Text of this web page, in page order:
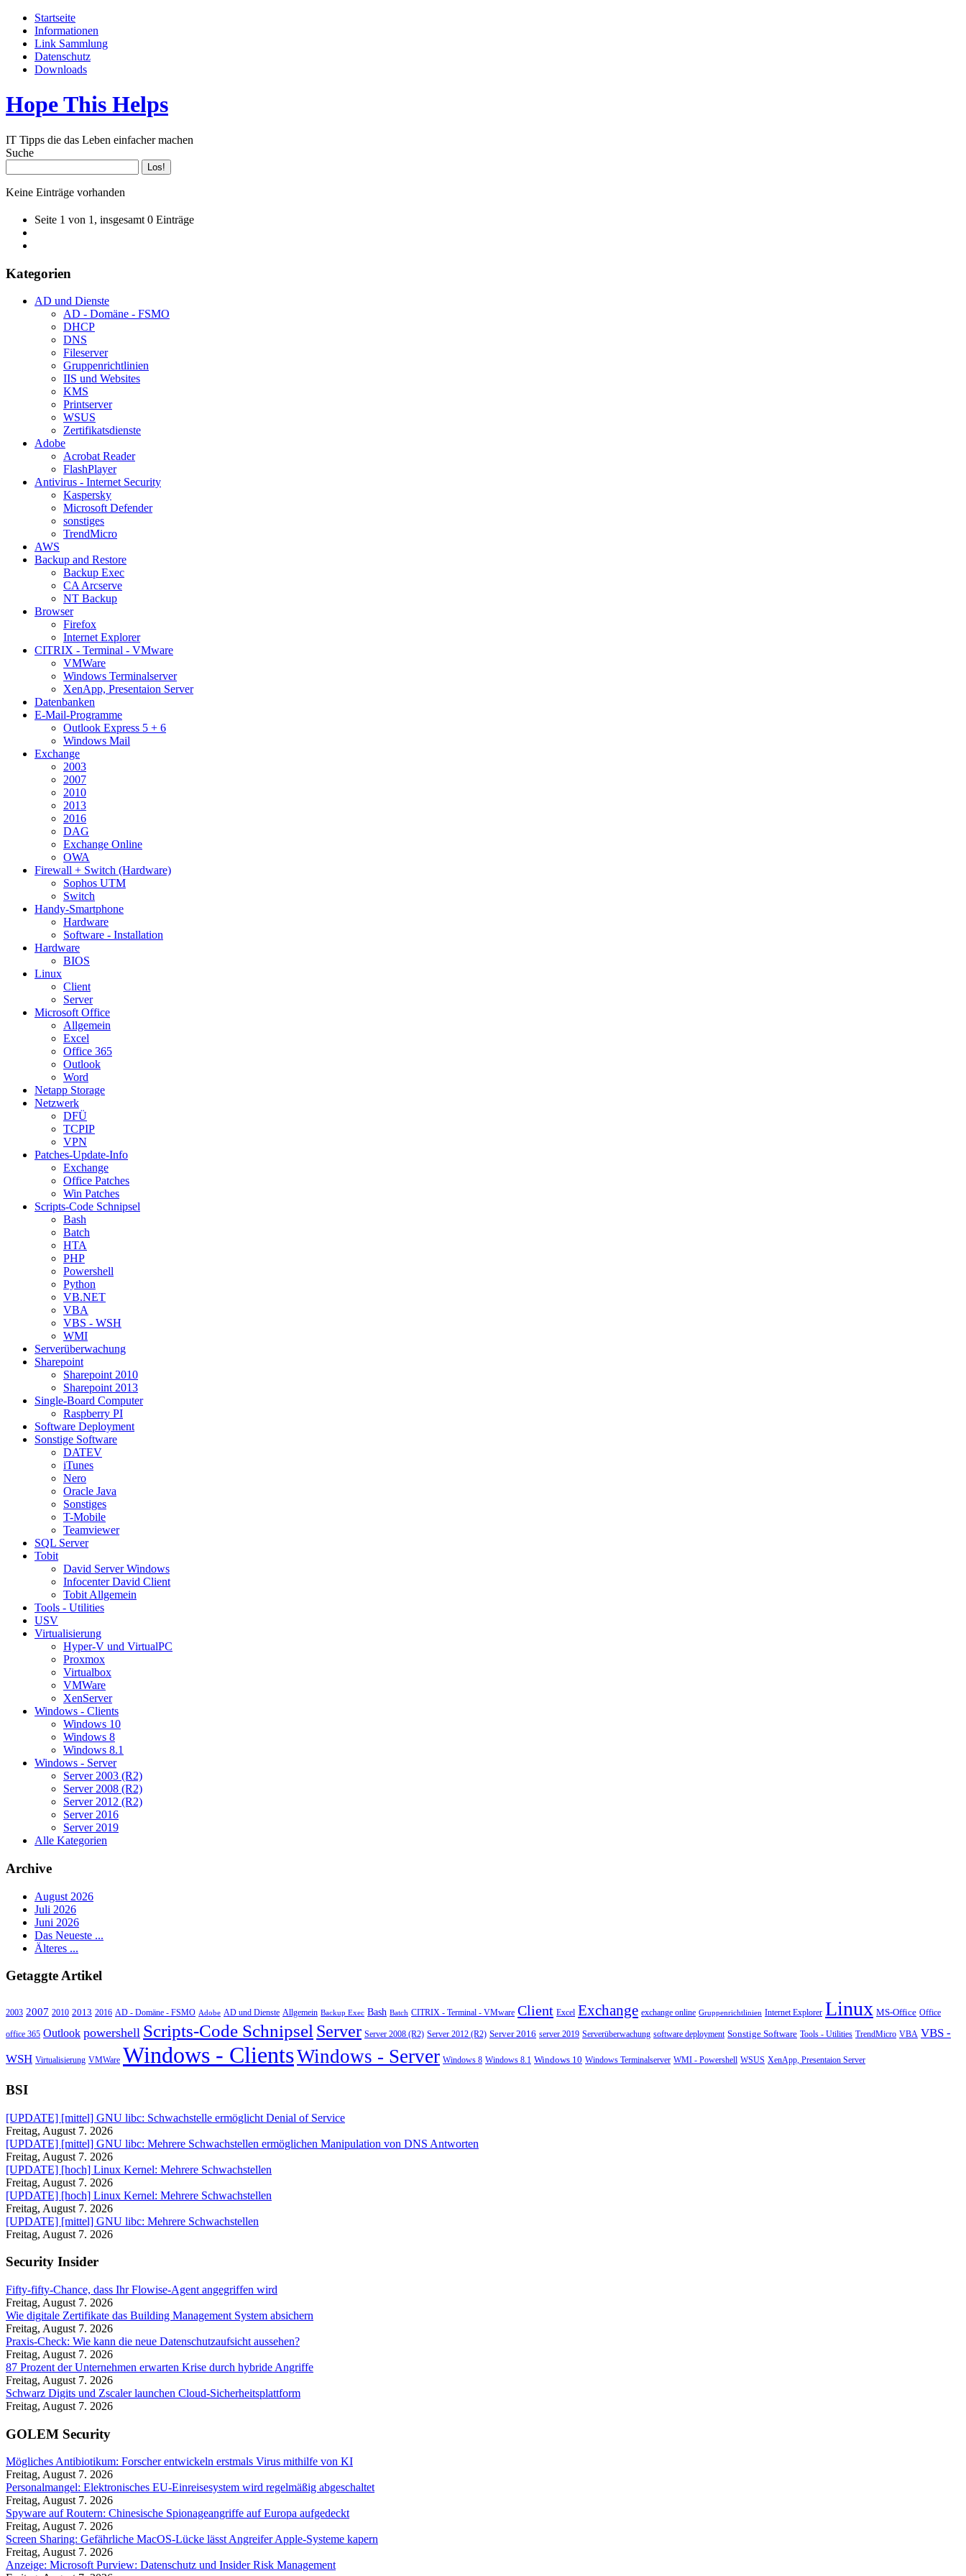
Startseite
Informationen
Link Sammlung
Datenschutz
Downloads
Hope This Helps
IT Tipps die das Leben einfacher machen
Suche
Keine Einträge vorhanden
Seite 1 von 1, insgesamt 0 Einträge
Kategorien
AD und Dienste
AD - Domäne - FSMO
DHCP
DNS
Fileserver
Gruppenrichtlinien
IIS und Websites
KMS
Printserver
WSUS
Zertifikatsdienste
Adobe
Acrobat Reader
FlashPlayer
Antivirus - Internet Security
Kaspersky
Microsoft Defender
sonstiges
TrendMicro
AWS
Backup and Restore
Backup Exec
CA Arcserve
NT Backup
Browser
Firefox
Internet Explorer
CITRIX - Terminal - VMware
VMWare
Windows Terminalserver
XenApp, Presentaion Server
Datenbanken
E-Mail-Programme
Outlook Express 5 + 6
Windows Mail
Exchange
2003
2007
2010
2013
2016
DAG
Exchange Online
OWA
Firewall + Switch (Hardware)
Sophos UTM
Switch
Handy-Smartphone
Hardware
Software - Installation
Hardware
BIOS
Linux
Client
Server
Microsoft Office
Allgemein
Excel
Office 365
Outlook
Word
Netapp Storage
Netzwerk
DFÜ
TCPIP
VPN
Patches-Update-Info
Exchange
Office Patches
Win Patches
Scripts-Code Schnipsel
Bash
Batch
HTA
PHP
Powershell
Python
VB.NET
VBA
VBS - WSH
WMI
Serverüberwachung
Sharepoint
Sharepoint 2010
Sharepoint 2013
Single-Board Computer
Raspberry PI
Software Deployment
Sonstige Software
DATEV
iTunes
Nero
Oracle Java
Sonstiges
T-Mobile
Teamviewer
SQL Server
Tobit
David Server Windows
Infocenter David Client
Tobit Allgemein
Tools - Utilities
USV
Virtualisierung
Hyper-V und VirtualPC
Proxmox
Virtualbox
VMWare
XenServer
Windows - Clients
Windows 10
Windows 8
Windows 8.1
Windows - Server
Server 2003 (R2)
Server 2008 (R2)
Server 2012 (R2)
Server 2016
Server 2019
Alle Kategorien
Archive
August 2026
Juli 2026
Juni 2026
Das Neueste ...
Älteres ...
Getaggte Artikel
2003 2007 2010 2013 2016 AD - Domäne - FSMO Adobe AD und Dienste Allgemein Backup Exec Bash Batch CITRIX - Terminal - VMware Client Excel Exchange exchange online Gruppenrichtlinien Internet Explorer Linux MS-Office Office
office 365 Outlook powershell Scripts-Code SchnipselServer Server 2008 (R2) Server 2012 (R2) Server 2016 server 2019 Serverüberwachung software deployment Sonstige Software Tools - Utilities TrendMicro VBA VBS -
WSH Virtualisierung VMWare Windows - ClientsWindows - Server Windows 8 Windows 8.1 Windows 10 Windows Terminalserver WMI - Powershell WSUS XenApp, Presentaion Server
BSI
[UPDATE] [mittel] GNU libc: Schwachstelle ermöglicht Denial of Service
Freitag, August 7. 2026
[UPDATE] [mittel] GNU libc: Mehrere Schwachstellen ermöglichen Manipulation von DNS Antworten
Freitag, August 7. 2026
[UPDATE] [hoch] Linux Kernel: Mehrere Schwachstellen
Freitag, August 7. 2026
[UPDATE] [hoch] Linux Kernel: Mehrere Schwachstellen
Freitag, August 7. 2026
[UPDATE] [mittel] GNU libc: Mehrere Schwachstellen
Freitag, August 7. 2026
Security Insider
Fifty-fifty-Chance, dass Ihr Flowise-Agent angegriffen wird
Freitag, August 7. 2026
Wie digitale Zertifikate das Building Management System absichern
Freitag, August 7. 2026
Praxis-Check: Wie kann die neue Datenschutzaufsicht aussehen?
Freitag, August 7. 2026
87 Prozent der Unternehmen erwarten Krise durch hybride Angriffe
Freitag, August 7. 2026
Schwarz Digits und Zscaler launchen Cloud-Sicherheitsplattform
Freitag, August 7. 2026
GOLEM Security
Mögliches Antibiotikum: Forscher entwickeln erstmals Virus mithilfe von KI
Freitag, August 7. 2026
Personalmangel: Elektronisches EU-Einreisesystem wird regelmäßig abgeschaltet
Freitag, August 7. 2026
Spyware auf Routern: Chinesische Spionageangriffe auf Europa aufgedeckt
Freitag, August 7. 2026
Screen Sharing: Gefährliche MacOS-Lücke lässt Angreifer Apple-Systeme kapern
Freitag, August 7. 2026
Anzeige: Microsoft Purview: Datenschutz und Insider Risk Management